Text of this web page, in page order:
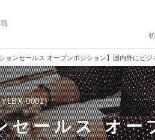
ションセールス オープンポジション】国内外にビ
0001
セールス オー